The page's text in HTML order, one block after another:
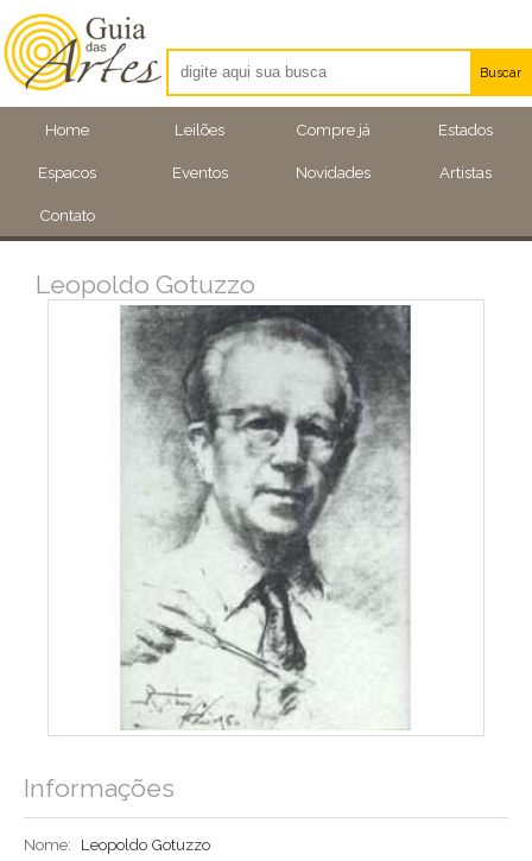
Home Leilões Compre já Estados
Espacos Eventos Novidades Artistas
Contato
Buscar
Artistas
Eventos
Leopoldo Gotuzzo
Informações
Nome:
Leopoldo Gotuzzo